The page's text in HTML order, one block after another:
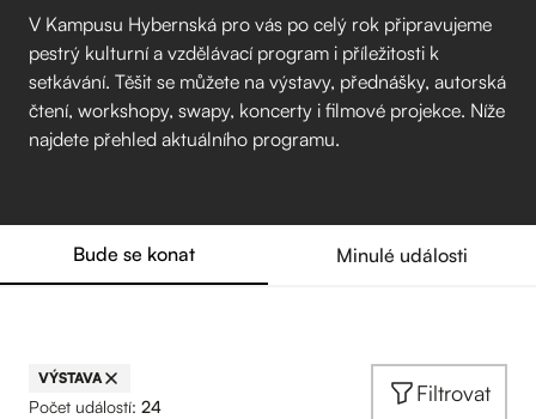
V Kampusu Hybernská pro vás po celý rok připravujeme
pestrý kulturní a vzdělávací program i příležitosti k
setkávání. Těšit se můžete na výstavy, přednášky, autorská
čtení, workshopy, swapy, koncerty i filmové projekce. Níže
najdete přehled aktuálního programu.
Bude se konat Minulé události
VÝSTAVA
Počet událostí: 24
Filtrovat